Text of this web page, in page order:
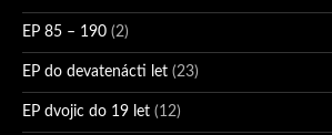
EP 85 – 190 (2)
EP do devatenácti let (23)
EP dvojic do 19 let (12)